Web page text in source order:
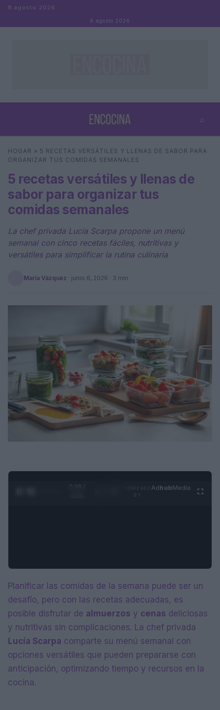
Saltar al contenido
8 agosto 2026
8 agosto 2026
⌕
Buscar ⌕ ×
HOGAR » 5 RECETAS VERSÁTILES Y LLENAS DE SABOR PARA
ORGANIZAR TUS COMIDAS SEMANALES
5 recetas versátiles y llenas de
sabor para organizar tus
comidas semanales
La chef privada Lucía Scarpa propone un menú
semanal con cinco recetas fáciles, nutritivas y
versátiles para simplificar la rutina culinaria
María Vázquez · junio 6, 2026 · 3 min
0:28 /
AdhubMedia
Planificar las comidas de la semana puede ser un
desafío, pero con las recetas adecuadas, es
posible disfrutar de almuerzos y cenas deliciosas
y nutritivas sin complicaciones. La chef privada
Lucía Scarpa comparte su menú semanal con
opciones versátiles que pueden prepararse con
anticipación, optimizando tiempo y recursos en la
cocina.